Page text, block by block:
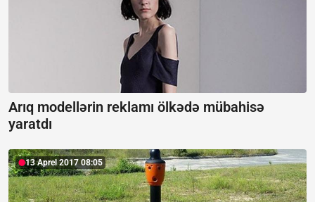
Arıq modellərin reklamı ölkədə mübahisə
yaratdı
13 Aprel 2017 08:05